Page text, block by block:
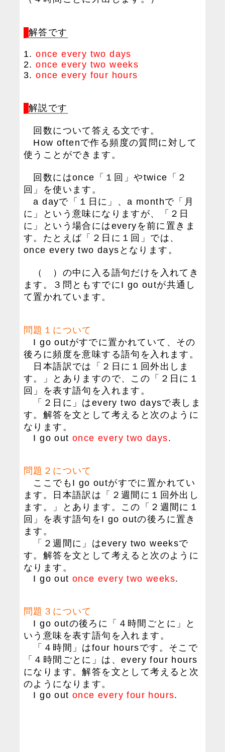
解答です
1.once every two days
2.once every two weeks
3.once every four hours
解説です
回数について答える文です。
How oftenで作る頻度の質問に対して
使うことができます。
回数にはonce「１回」やtwice「２
回」を使います。
a dayで「１日に」、a monthで「月
に」という意味になりますが、「２日
に」という場合にはeveryを前に置きま
す。たとえば「２日に１回」では、
once every two daysとなります。
（ ）の中に入る語句だけを入れてき
ます。３問ともすでにI go outが共通し
て置かれています。
問題１について
I go outがすでに置かれていて、その
後ろに頻度を意味する語句を入れます。
日本語訳では「２日に１回外出しま
す。」とありますので、この「２日に１
回」を表す語句を入れます。
「２日に」はevery two daysで表しま
す。解答を文として考えると次のように
なります。
I go outonce every two days.
問題２について
ここでもI go outがすでに置かれてい
ます。日本語訳は「２週間に１回外出し
ます。」とあります。この「２週間に１
回」を表す語句をI go outの後ろに置き
ます。
「２週間に」はevery two weeksで
す。解答を文として考えると次のように
なります。
I go outonce every two weeks.
問題３について
I go outの後ろに「４時間ごとに」と
いう意味を表す語句を入れます。
「４時間」はfour hoursです。そこで
「４時間ごとに」は、every four hours
になります。解答を文として考えると次
のようになります。
I go outonce every four hours.